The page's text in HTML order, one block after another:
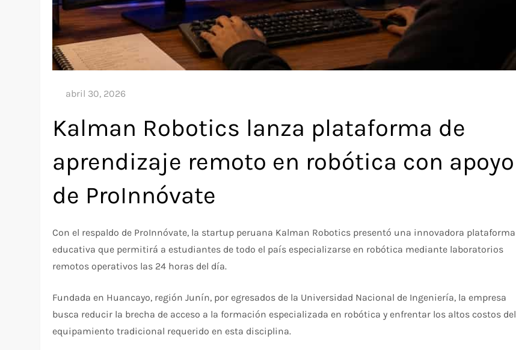
Kalman Robotics lanza plataforma de
aprendizaje remoto en robótica con apoyo
de ProInnóvate
Con el respaldo de ProInnóvate, la startup peruana Kalman Robotics presentó una innovadora plataforma
educativa que permitirá a estudiantes de todo el país especializarse en robótica mediante laboratorios
remotos operativos las 24 horas del día.
Fundada en Huancayo, región Junín, por egresados de la Universidad Nacional de Ingeniería, la empresa
busca reducir la brecha de acceso a la formación especializada en robótica y enfrentar los altos costos del
equipamiento tradicional requerido en esta disciplina.